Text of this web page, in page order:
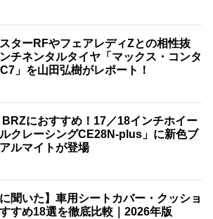
ターRFやフェアレディZとの相性抜
チネンタルタイヤ「マックス・コンタ
」を山田弘樹がレポート！
BRZにおすすめ！17／18インチホイー
クレーシングCE28N-plus」に新色ブ
ルマイトが登場
に聞いた】車用シートカバー・クッショ
すめ18選を徹底比較｜2026年版